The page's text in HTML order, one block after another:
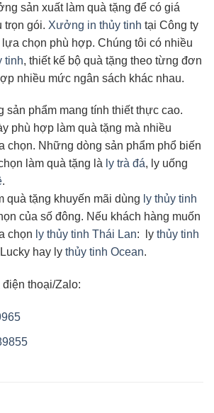
sản xuất làm quà tặng để có giá
trọn gói. Xưởng in thủy tinh tại Công ty
chọn phù hợp. Chúng tôi có nhiều
tinh, thiết kế bộ quà tặng theo từng đơn
nhiều mức ngân sách khác nhau.
sản phẩm mang tính thiết thực cao.
phù hợp làm quà tặng mà nhiều
chọn. Những dòng sản phẩm phổ biến
làm quà tặng là ly trà đá, ly uống
.
quà tặng khuyến mãi dùng ly thủy tinh
của số đông. Nếu khách hàng muốn
chọn ly thủy tinh Thái Lan: ly thủy tinh
hay ly thủy tinh Ocean.
thoại/Zalo: